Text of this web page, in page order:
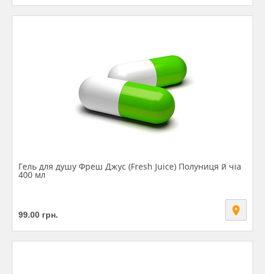
Гель для душу Фреш Джус (Fresh Juice) Полуниця й чіа
400 мл
99.00 грн.